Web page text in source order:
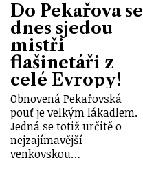
Do Pekařova se
dnes sjedou
mistři
flašinetáři z
celé Evropy!
Obnovená Pekařovská
pouť je velkým lákadlem.
Jedná se totiž určitě o
nejzajímavější
venkovskou…